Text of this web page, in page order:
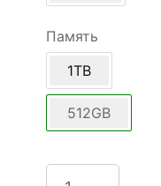
Память
1TB
512GB